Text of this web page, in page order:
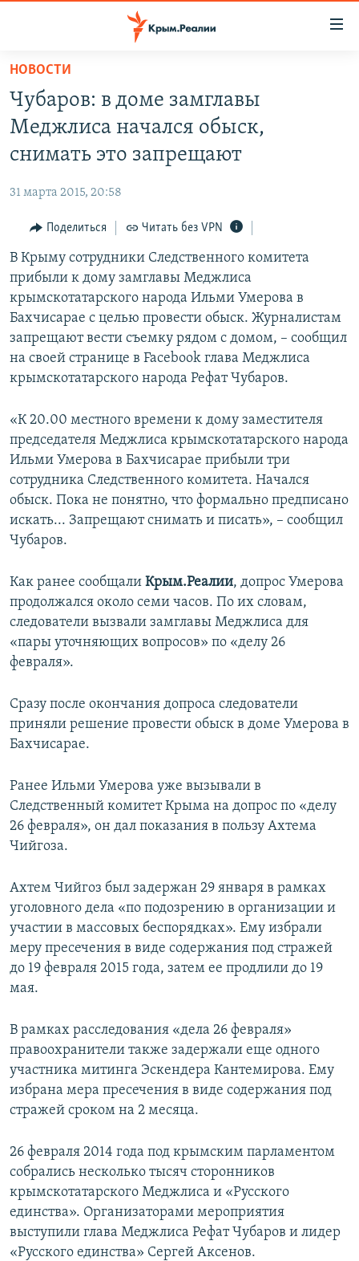
Вернуться
основному
содержанию
главной
навигации
Вернутся
поиску
НОВОСТИ
СПЕЦПРОЕКТЫ
11 ЛЕТ ОККУПАЦИИ КРЫМА. 11 ИСТОРИЙ СОПРОТИВЛЕНИЯ
ЕЩЕ
ИНТЕРАКТИВ
ИНФОГРАФИКА
ТЕЛЕПРОЕКТ КРЫМ.РЕАЛИИ
СОВЕТЫ ПРАВОЗАЩИТНИКОВ
ПРОПАВШИЕ БЕЗ ВЕСТИ
ПОБЕДИТЕЛЕЙ НЕ СУДЯТ?
УКРАИНСКАЯ ПРОБЛЕМА КРЫМА
РАДІО СВОБОДА
КАК ОБОЙТИ БЛОКИРОВКУ
Українською
Qırımtatar
ПРИСОЕДИНЯЙТЕСЬ!
Все сайты RFE/RL
НОВОСТИ
Чубаров: в доме замглавы
Меджлиса начался обыск,
снимать это запрещают
31 марта 2015, 20:58
Поделиться Читать без VPN
В Крыму сотрудники Следственного комитета
прибыли к дому замглавы Меджлиса
крымскотатарского народа Ильми Умерова в
Бахчисарае с целью провести обыск. Журналистам
запрещают вести съемку рядом с домом, – сообщил
на своей странице в Facebook глава Меджлиса
крымскотатарского народа Рефат Чубаров.
«К 20.00 местного времени к дому заместителя
председателя Меджлиса крымскотатарского народа
Ильми Умерова в Бахчисарае прибыли три
сотрудника Следственного комитета. Начался
обыск. Пока не понятно, что формально предписано
искать... Запрещают снимать и писать», – сообщил
Чубаров.
Как ранее сообщали Крым.Реалии, допрос Умерова
продолжался около семи часов. По их словам,
следователи вызвали замглавы Меджлиса для
«пары уточняющих вопросов» по «делу 26
февраля».
Сразу после окончания допроса следователи
приняли решение провести обыск в доме Умерова в
Бахчисарае.
Ранее Ильми Умерова уже вызывали в
Следственный комитет Крыма на допрос по «делу
26 февраля», он дал показания в пользу Ахтема
Чийгоза.
Ахтем Чийгоз был задержан 29 января в рамках
уголовного дела «по подозрению в организации и
участии в массовых беспорядках». Ему избрали
меру пресечения в виде содержания под стражей
до 19 февраля 2015 года, затем ее продлили до 19
мая.
В рамках расследования «дела 26 февраля»
правоохранители также задержали еще одного
участника митинга Эскендера Кантемирова. Ему
избрана мера пресечения в виде содержания под
стражей сроком на 2 месяца.
26 февраля 2014 года под крымским парламентом
собрались несколько тысяч сторонников
крымскотатарского Меджлиса и «Русского
единства». Организаторами мероприятия
выступили глава Меджлиса Рефат Чубаров и лидер
«Русского единства» Сергей Аксенов.